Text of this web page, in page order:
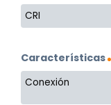
CRI
Características
Conexión